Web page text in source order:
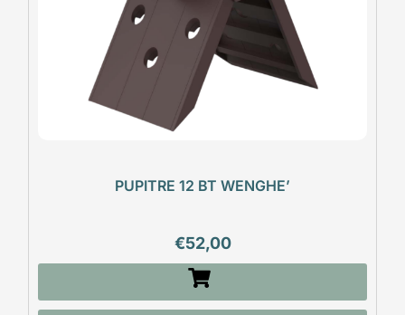
PUPITRE 12 BT WENGHE’
€52,00